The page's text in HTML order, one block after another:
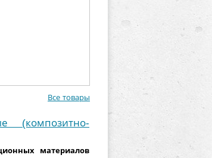
Все товары
(композитно-
материалов